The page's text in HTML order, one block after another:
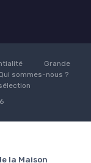
Grande
Qui sommes-nous ?
la Maison